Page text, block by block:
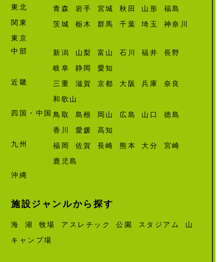
東北
青森 岩手 宮城 秋田 山形
福島
関東
茨城 栃木 群馬 千葉 埼玉
神奈川
東京
中部
新潟 山梨 富山 石川 福井
長野
岐阜
静岡
愛知
近畿
三重 滋賀 京都 大阪 兵庫
奈良
和歌山
四国・中国 鳥取 島根 岡山 広島 山口
徳島
香川
愛媛
高知
九州
福岡 佐賀 長崎 熊本 大分
宮崎
鹿児島
沖縄
施設ジャンルから探す
海 湖 牧場 アスレチック 公園 スタジアム
山
キャンプ場